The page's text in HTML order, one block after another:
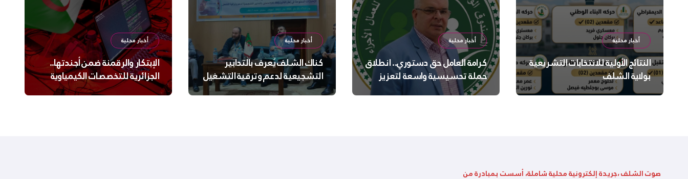
أخبار محلية
النتائج الأولية للانتخابات التشريعية
بولاية الشلف
أخبار محلية
كرامة العامل حق دستوري.. انطلاق
حملة تحسيسية واسعة لتعزيز
السلامة الجسدية والنفسية
أخبار محلية
كناك الشلف يُعرف بالتدابير
التشجيعية لدعم وترقية التشغيل
أخبار محلية
الإبتكار والرقمنة ضمن أجندتها..
الجزائرية للتخصصات الكيمياوية
ترعى تحدي الإبتكار الجزائري
صوت الشلف ،جريدة إلكترونية محلية شاملة، أسست بمبادرة من